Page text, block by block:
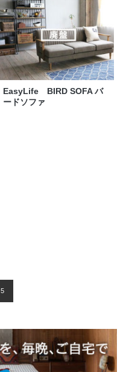
EasyLife BIRD SOFA バ
ードソファ
5